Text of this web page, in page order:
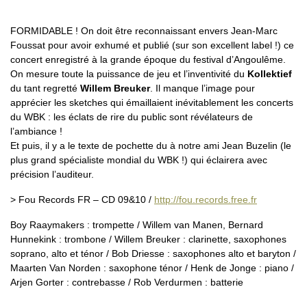
FORMIDABLE ! On doit être reconnaissant envers Jean-Marc
Foussat pour avoir exhumé et publié (sur son excellent label !) ce
concert enregistré à la grande époque du festival d’Angoulême.
On mesure toute la puissance de jeu et l’inventivité du Kollektief
du tant regretté Willem Breuker. Il manque l’image pour
apprécier les sketches qui émaillaient inévitablement les concerts
du WBK : les éclats de rire du public sont révélateurs de
l’ambiance !
Et puis, il y a le texte de pochette du à notre ami Jean Buzelin (le
plus grand spécialiste mondial du WBK !) qui éclairera avec
précision l’auditeur.
> Fou Records FR – CD 09&10 / http://fou.records.free.fr
Boy Raaymakers : trompette / Willem van Manen, Bernard
Hunnekink : trombone / Willem Breuker : clarinette, saxophones
soprano, alto et ténor / Bob Driesse : saxophones alto et baryton /
Maarten Van Norden : saxophone ténor / Henk de Jonge : piano /
Arjen Gorter : contrebasse / Rob Verdurmen : batterie